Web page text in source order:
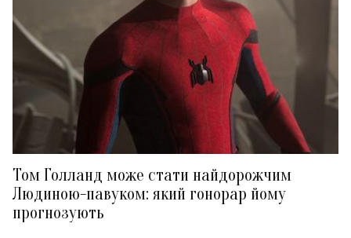
Том Голланд може стати найдорожчим
Людиною-павуком: який гонорар йому
прогнозують